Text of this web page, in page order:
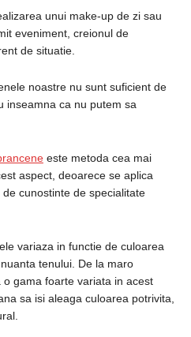
unui make-up de zi sau
eveniment, creionul de
de situatie.
noastre nu sunt suficient de
inseamna ca nu putem sa
este metoda cea mai
aspect, deoarece se aplica
cunostinte de specialitate
variaza in functie de culoarea
tenului. De la maro
gama foarte variata in acest
sa isi aleaga culoarea potrivita,